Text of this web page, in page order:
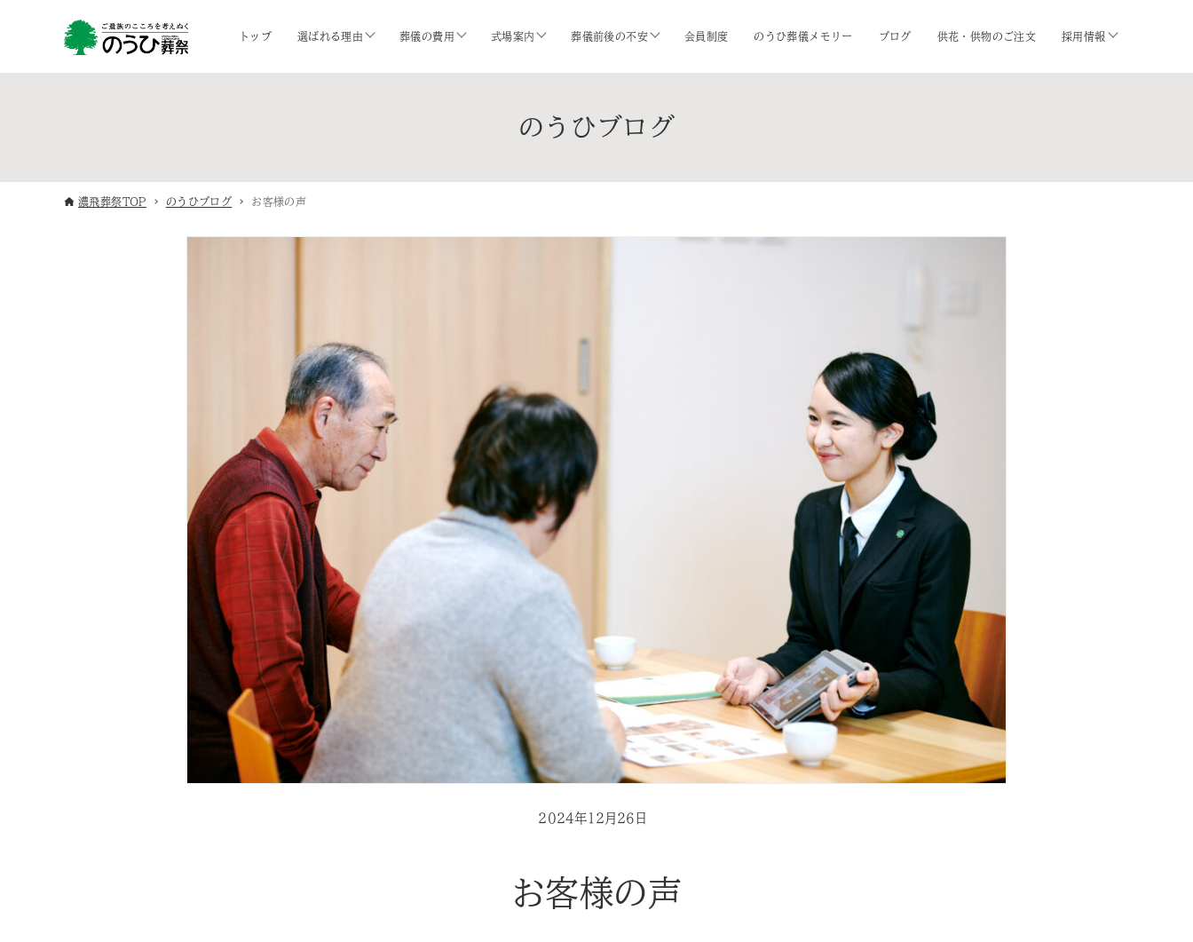
トップ 選ばれる理由 葬儀の費用 式場案内 葬儀前後の不安 会員制度 のうひ葬儀メモリー ブログ 供花・供物のご注文 採用情報
のうひブログ
濃飛葬祭TOP のうひブログ お客様の声
2024年12月26日
お客様の声